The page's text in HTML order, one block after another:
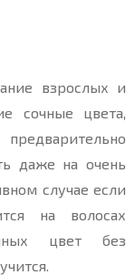
взрослых и
сочные цвета,
даже на очень
случае если
на волосах
цвет без